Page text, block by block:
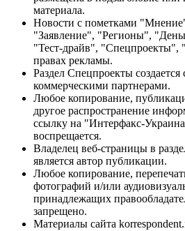
материала.
Новости с пометками
"Заявление", "Регионы",
"Тест-драйв", "Спецпроекты",
правах рекламы.
Раздел Спецпроекты создается
коммерческими партнерами.
Любое копирование,
другое распространение
ссылку на "Интерфакс-
воспрещается.
Владелец веб-страницы в
является автор публикации.
Любое копирование,
фотографий и/или
принадлежащих
запрещено.
Материалы сайта